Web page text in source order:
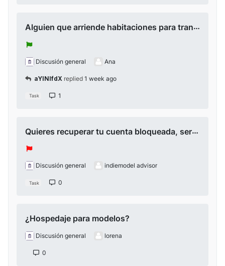
Alguien que arriende habitaciones para transmitir en Bucaramanga?
Discusión general Ana
aYlNlfdX replied 1 week ago
Task 1
Quieres recuperar tu cuenta bloqueada, ser modelo independiente o empezar sin experiencia
Discusión general indiemodel advisor
Task 0
¿Hospedaje para modelos?
Discusión general lorena
0